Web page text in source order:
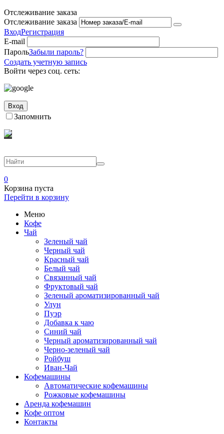
Отслеживание заказа
Отслеживание заказа
ВходРегистрация
E-mail
ПарольЗабыли пароль?
Создать учетную запись
Войти через соц. сеть:
Вход
Запомнить
0
Корзина пуста
Перейти в корзину
Меню
Кофе
Чай
Зеленый чай
Черный чай
Красный чай
Белый чай
Связанный чай
Фруктовый чай
Зеленый ароматизированный чай
Улун
Пуэр
Добавка к чаю
Синий чай
Черный ароматизированный чай
Черно-зеленый чай
Ройбуш
Иван-Чай
Кофемашины
Автоматические кофемашины
Рожковые кофемашины
Аренда кофемашин
Кофе оптом
Контакты